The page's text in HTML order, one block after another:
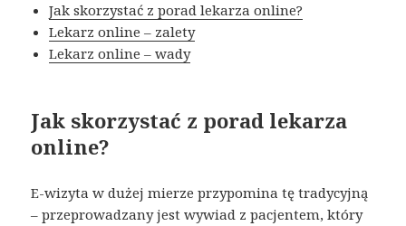
Jak skorzystać z porad lekarza online?
Lekarz online – zalety
Lekarz online – wady
Jak skorzystać z porad lekarza
online?
E-wizyta w dużej mierze przypomina tę tradycyjną
– przeprowadzany jest wywiad z pacjentem, który